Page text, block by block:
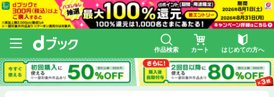
作品検索 カート はじめての方へ